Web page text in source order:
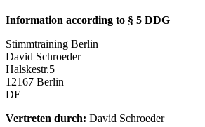
Information according to § 5 DDG
Stimmtraining Berlin
David Schroeder
Halskestr.5
12167 Berlin
DE
Vertreten durch: David Schroeder